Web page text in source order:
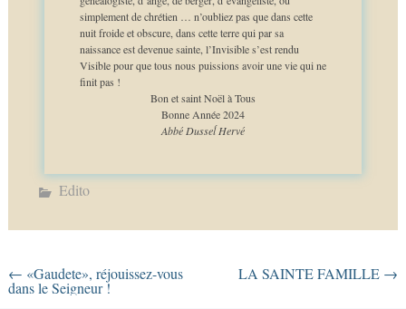
simplement de chrétien … n’oubliez pas que dans cette
nuit froide et obscure, dans cette terre qui par sa
naissance est devenue sainte, l’Invisible s’est rendu
Visible pour que tous nous puissions avoir une vie qui ne
finit pas !
Bon et saint Noël à Tous
Bonne Année 2024
Abbé Dusseĺ Hervé
Edito
← «Gaudete», réjouissez-vous
dans le Seigneur !
LA SAINTE FAMILLE →